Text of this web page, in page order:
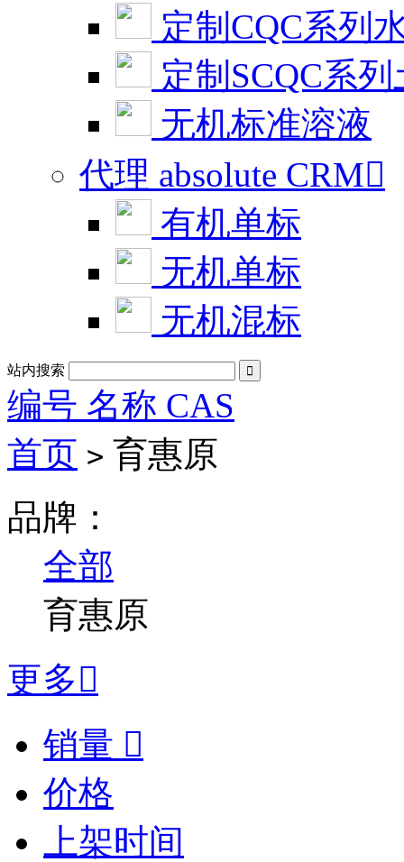
定制CQC系列
定制SCQC系
无机标准溶液
代理 absolute CRM
有机单标
无机单标
无机混标
站内搜索 
编号 名称 CAS
首页 > 育惠原
品牌：
全部
育惠原
更多
销量 
价格
上架时间